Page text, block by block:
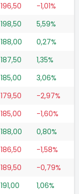
196,50
-1,01%
198,50
5,59%
188,00
0,27%
187,50
1,35%
185,00
3,06%
179,50
-2,97%
185,00
-1,60%
188,00
0,80%
186,50
-1,58%
189,50
-0,79%
191,00
1,06%